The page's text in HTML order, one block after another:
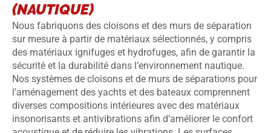
(NAUTIQUE)
Nous fabriquons des cloisons et des murs de séparation
sur mesure à partir de matériaux sélectionnés, y compris
des matériaux ignifuges et hydrofuges, afin de garantir la
sécurité et la durabilité dans l’environnement nautique.
Nos systèmes de cloisons et de murs de séparations pour
l’aménagement des yachts et des bateaux comprennent
diverses compositions intérieures avec des matériaux
insonorisants et antivibrations afin d’améliorer le confort